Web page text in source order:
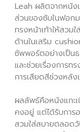
Leah ผลิตจากหนัง
ส่วนของซับในฟอก
ทรงหน้าเท้าให้สวม
ด้านในเสริม
ซัพพอร์ตอย่างเป็น
และช่วยเรื่องการ
การเสียดสีช่วงหลัง
ผลลัพธ์คือหนังแกะ
คงอยู่ แต่ได้รับกา
สวมใส่สบายตลอด